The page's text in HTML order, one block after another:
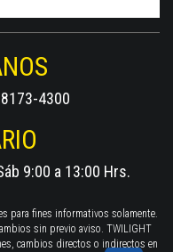
4300
9:00 a 13:00 Hrs.
para fines informativos solamente.
sin previo aviso. TWILIGHT
cambios directos o indirectos en